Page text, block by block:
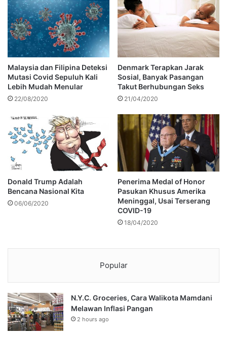
Malaysia dan Filipina Deteksi
Mutasi Covid Sepuluh Kali
Lebih Mudah Menular
22/08/2020
Denmark Terapkan Jarak
Sosial, Banyak Pasangan
Takut Berhubungan Seks
21/04/2020
Donald Trump Adalah
Bencana Nasional Kita
06/06/2020
Penerima Medal of Honor
Pasukan Khusus Amerika
Meninggal, Usai Terserang
COVID-19
18/04/2020
Popular
N.Y.C. Groceries, Cara Walikota Mamdani
Melawan Inflasi Pangan
2 hours ago